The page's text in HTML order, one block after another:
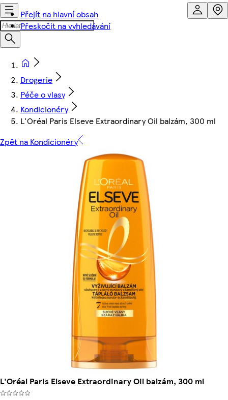
Přejít na hlavní obsah
Přeskočit na vyhledávání
Drogerie
Péče o vlasy
Kondicionéry
L'Oréal Paris Elseve Extraordinary Oil balzám, 300 ml
Zpět na Kondicionéry
L'Oréal Paris Elseve Extraordinary Oil balzám, 300 ml